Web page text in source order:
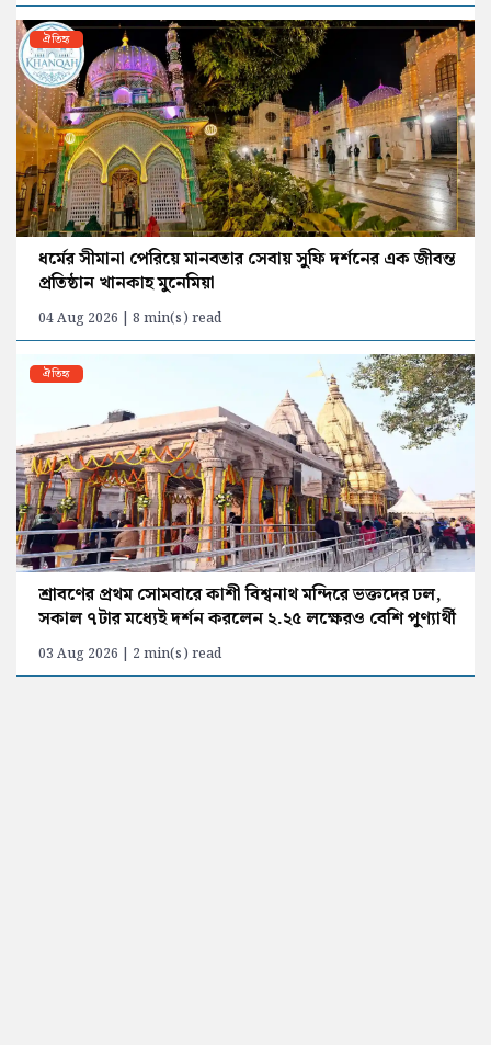
ঐতিহ্য
ধর্মের সীমানা পেরিয়ে মানবতার সেবায় সুফি দর্শনের এক জীবন্ত
প্রতিষ্ঠান খানকাহ মুনেমিয়া
04 Aug 2026 | 8 min(s) read
ঐতিহ্য
শ্রাবণের প্রথম সোমবারে কাশী বিশ্বনাথ মন্দিরে ভক্তদের ঢল,
সকাল ৭টার মধ্যেই দর্শন করলেন ২.২৫ লক্ষেরও বেশি পুণ্যার্থী
03 Aug 2026 | 2 min(s) read